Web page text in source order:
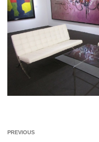
投
Previous
PREVIOUS